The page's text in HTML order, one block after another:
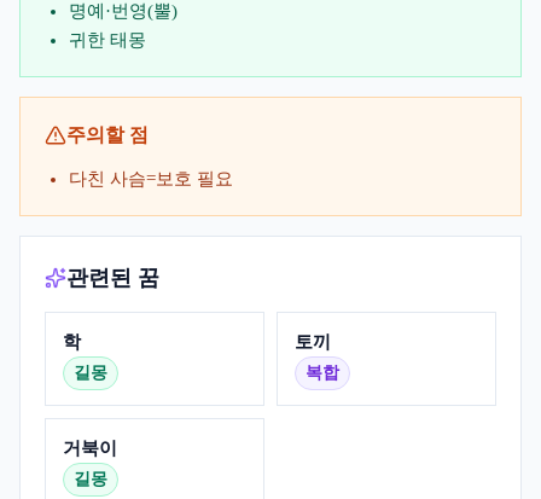
명예·번영(뿔)
귀한 태몽
주의할 점
다친 사슴=보호 필요
관련된 꿈
학
길몽
토끼
복합
거북이
길몽